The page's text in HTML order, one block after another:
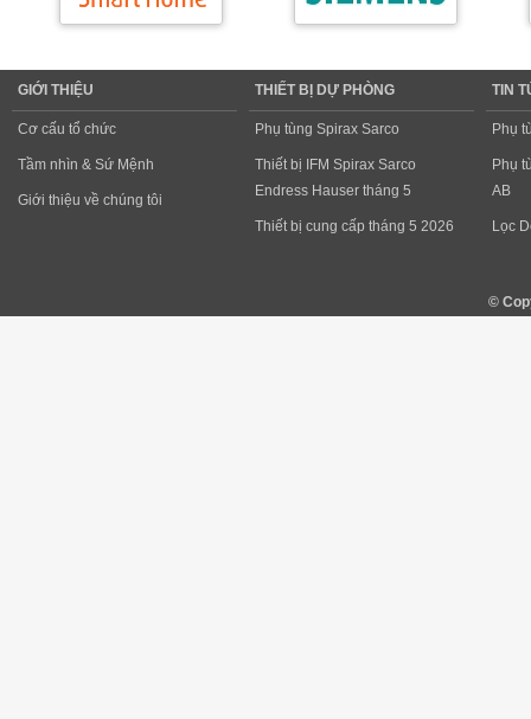
GIỚI THIỆU
Cơ cấu tổ chức
Tầm nhìn & Sứ Mệnh
Giới thiệu về chúng tôi
THIẾT BỊ DỰ PHÒNG
Phụ tùng Spirax Sarco
Thiết bị IFM Spirax Sarco
Endress Hauser tháng 5
Thiết bị cung cấp tháng 5 2026
TIN
Phụ
Phụ
AB
Lọc
©